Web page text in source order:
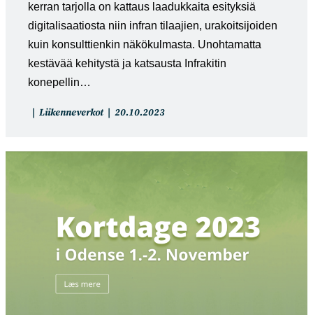
kerran tarjolla on kattaus laadukkaita esityksiä
digitalisaatiosta niin infran tilaajien, urakoitsijoiden
kuin konsulttienkin näkökulmasta. Unohtamatta
kestävää kehitystä ja katsausta Infrakitin
konepellin…
Artikkelin
Liikenneverkot
Artikkeli
20.10.2023